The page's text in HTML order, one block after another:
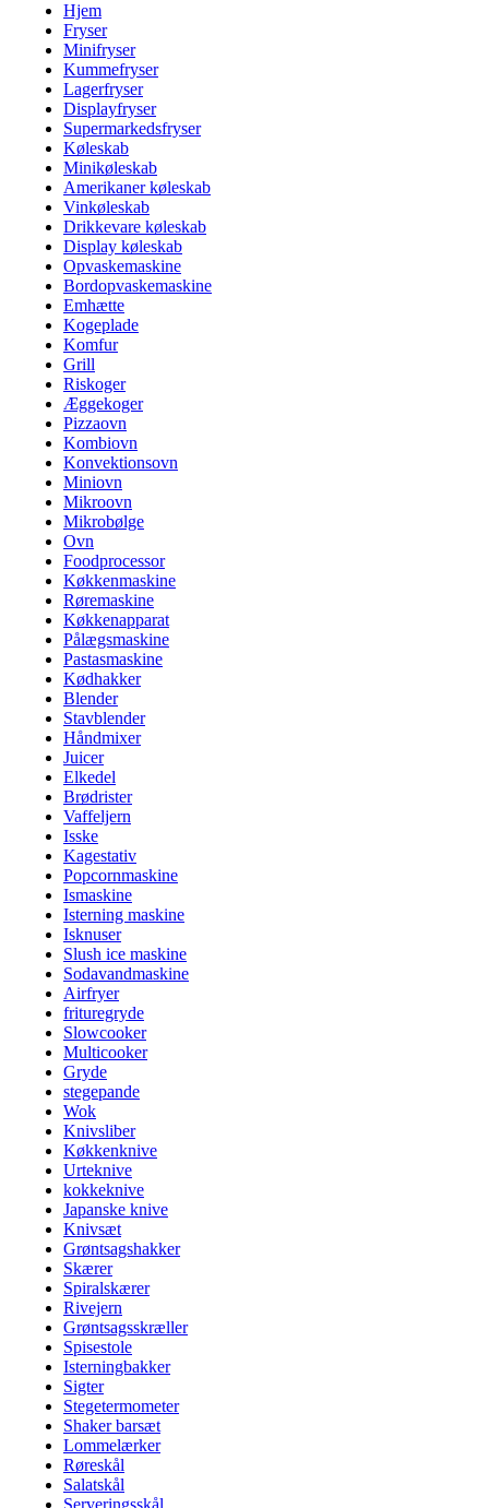
Hjem
Fryser
Minifryser
Kummefryser
Lagerfryser
Displayfryser
Supermarkedsfryser
Køleskab
Minikøleskab
Amerikaner køleskab
Vinkøleskab
Drikkevare køleskab
Display køleskab
Opvaskemaskine
Bordopvaskemaskine
Emhætte
Kogeplade
Komfur
Grill
Riskoger
Æggekoger
Pizzaovn
Kombiovn
Konvektionsovn
Miniovn
Mikroovn
Mikrobølge
Ovn
Foodprocessor
Køkkenmaskine
Røremaskine
Køkkenapparat
Pålægsmaskine
Pastasmaskine
Kødhakker
Blender
Stavblender
Håndmixer
Juicer
Elkedel
Brødrister
Vaffeljern
Isske
Kagestativ
Popcornmaskine
Ismaskine
Isterning maskine
Isknuser
Slush ice maskine
Sodavandmaskine
Airfryer
frituregryde
Slowcooker
Multicooker
Gryde
stegepande
Wok
Knivsliber
Køkkenknive
Urteknive
kokkeknive
Japanske knive
Knivsæt
Grøntsagshakker
Skærer
Spiralskærer
Rivejern
Grøntsagsskræller
Spisestole
Isterningbakker
Sigter
Stegetermometer
Shaker barsæt
Lommelærker
Røreskål
Salatskål
Serveringsskål